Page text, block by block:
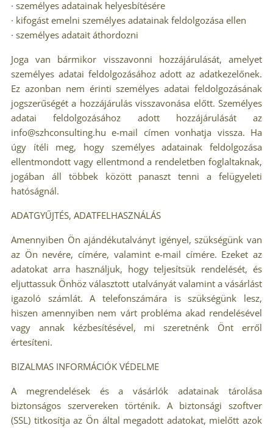
· személyes adatainak helyesbítésére
· kifogást emelni személyes adatainak feldolgozása ellen
· személyes adatait áthordozni
Joga van bármikor visszavonni hozzájárulását, amelyet
személyes adatai feldolgozásához adott az adatkezelőnek.
Ez azonban nem érinti személyes adatai feldolgozásának
jogszerűségét a hozzájárulás visszavonása előtt. Személyes
adatai feldolgozásához adott hozzájárulását az
info@szhconsulting.hu e-mail címen vonhatja vissza. Ha
úgy ítéli meg, hogy személyes adatainak feldolgozása
ellentmondott vagy ellentmond a rendeletben foglaltaknak,
jogában áll többek között panaszt tenni a felügyeleti
hatóságnál.
ADATGYŰJTÉS, ADATFELHASZNÁLÁS
Amennyiben Ön ajándékutalványt igényel, szükségünk van
az Ön nevére, címére, valamint e-mail címére. Ezeket az
adatokat arra használjuk, hogy teljesítsük rendelését, és
eljuttassuk Önhöz választott utalványát valamint a vásárlást
igazoló számlát. A telefonszámára is szükségünk lesz,
hiszen amennyiben nem várt probléma akad rendelésével
vagy annak kézbesítésével, mi szeretnénk Önt erről
értesíteni.
BIZALMAS INFORMÁCIÓK VÉDELME
A megrendelések és a vásárlók adatainak tárolása
biztonságos szervereken történik. A biztonsági szoftver
(SSL) titkosítja az Ön által megadott adatokat, mielőtt azok